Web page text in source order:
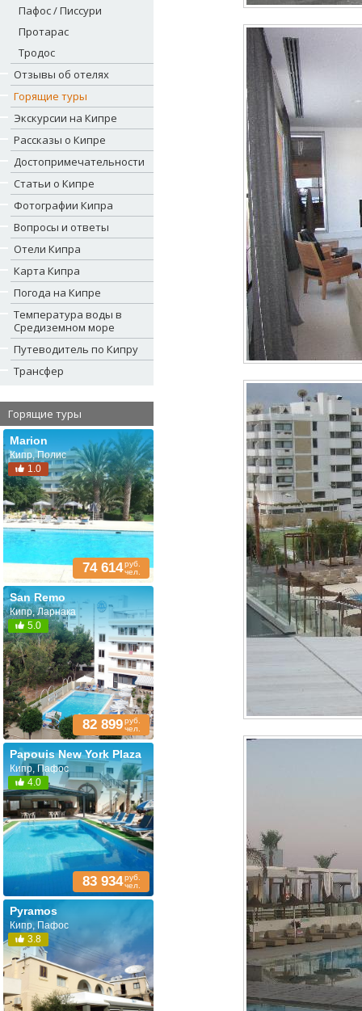
Пафос / Писсури
Протарас
Тродос
Отзывы об отелях
Горящие туры
Экскурсии на Кипре
Рассказы о Кипре
Достопримечательности
Статьи о Кипре
Фотографии Кипра
Вопросы и ответы
Отели Кипра
Карта Кипра
Погода на Кипре
Температура воды в
Средиземном море
Путеводитель по Кипру
Трансфер
Горящие туры
Marion
Кипр, Полис
1.0
74 614руб.
чел.
San Remo
Кипр, Ларнака
5.0
82 899руб.
чел.
Papouis New York Plaza
Кипр, Пафос
4.0
83 934руб.
чел.
Pyramos
Кипр, Пафос
3.8